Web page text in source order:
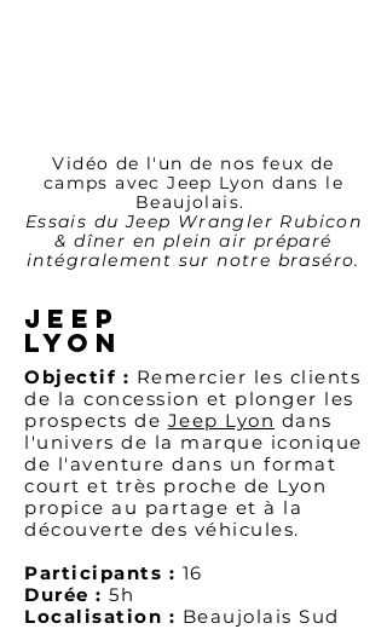
Vidéo de l'un de nos feux de
camps avec Jeep Lyon dans le
Beaujolais.
Essais du Jeep Wrangler Rubicon
& dîner en plein air préparé
intégralement sur notre braséro.
JEEP
LYON
Objectif : Remercier les clients
de la concession et plonger les
prospects de Jeep Lyon dans
l'univers de la marque iconique
de l'aventure dans un format
court et très proche de Lyon
propice au partage et à la
découverte des véhicules.
Participants : 16
Durée : 5h
Localisation : Beaujolais Sud